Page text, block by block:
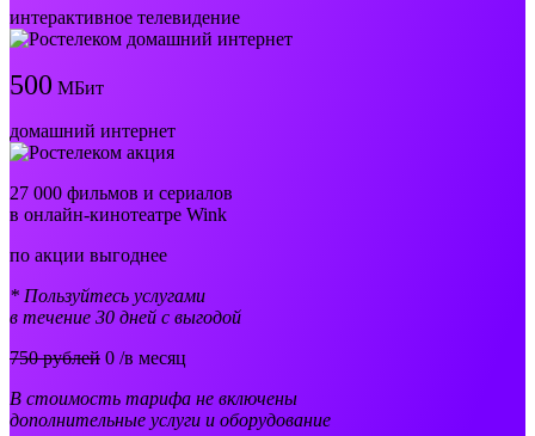
интерактивное телевидение
500 МБит
домашний интернет
27 000 фильмов и сериалов
в онлайн-кинотеатре Wink
по акции выгоднее
* Пользуйтесь услугами
в течение 30 дней с выгодой
750 рублей 0 /в месяц
В стоимость тарифа не включены
дополнительные услуги и оборудование